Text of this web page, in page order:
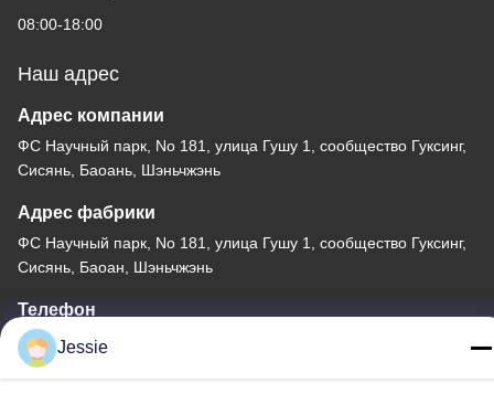
08:00-18:00
Наш адрес
Адрес компании
ФС Научный парк, No 181, улица Гушу 1, сообщество Гуксинг,
Сисянь, Баоань, Шэньчжэнь
Адрес фабрики
ФС Научный парк, No 181, улица Гушу 1, сообщество Гуксинг,
Сисянь, Баоан, Шэньчжэнь
Телефон
86-0755-22300563
Jessie